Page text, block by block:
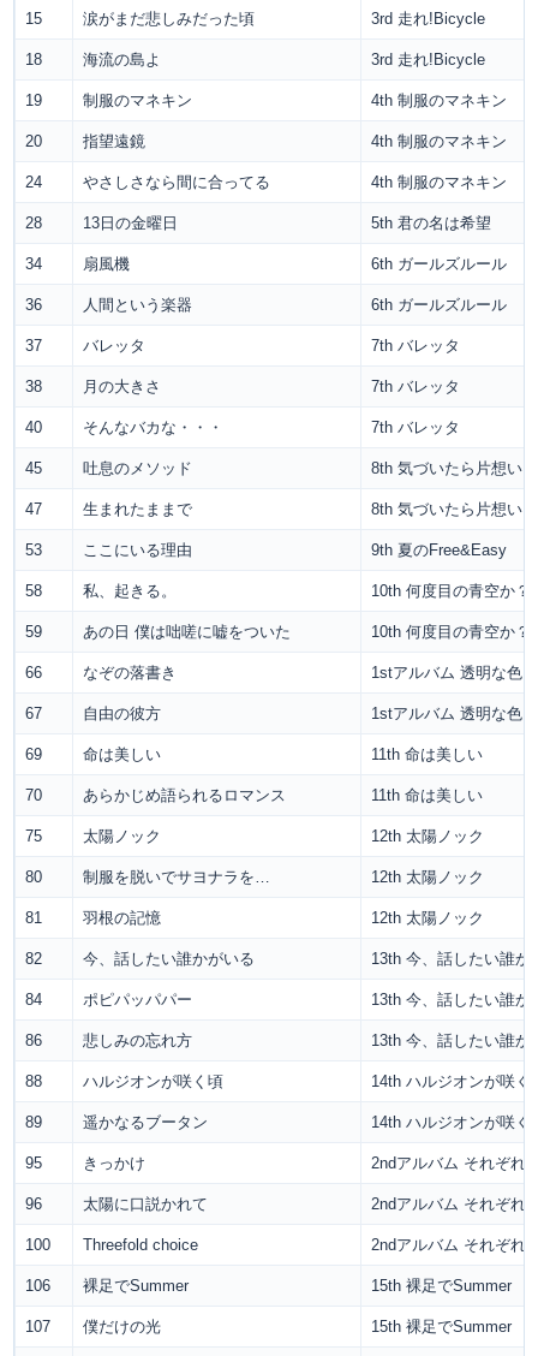
15 涙がまだ悲しみだった頃 3rd 走れ!Bicycle
18 海流の島よ 3rd 走れ!Bicycle
19 制服のマネキン 4th 制服のマネキン
20 指望遠鏡 4th 制服のマネキン
24 やさしさなら間に合ってる 4th 制服のマネキン
28 13日の金曜日 5th 君の名は希望
34 扇風機 6th ガールズルール
36 人間という楽器 6th ガールズルール
37 バレッタ 7th バレッタ
38 月の大きさ 7th バレッタ
40 そんなバカな・・・ 7th バレッタ
45 吐息のメソッド 8th 気づいたら片想い
47 生まれたままで 8th 気づいたら片想い
53 ここにいる理由 9th 夏のFree&Easy
58 私、起きる。 10th 何度目の青空か？
59 あの日 僕は咄嗟に嘘をついた 10th 何度目の青空か？
66 なぞの落書き 1stアルバム 透明な色
67 自由の彼方 1stアルバム 透明な色
69 命は美しい 11th 命は美しい
70 あらかじめ語られるロマンス 11th 命は美しい
75 太陽ノック 12th 太陽ノック
80 制服を脱いでサヨナラを… 12th 太陽ノック
81 羽根の記憶 12th 太陽ノック
82 今、話したい誰かがいる 13th 今、話したい誰か
84 ポピパッパパー 13th 今、話したい誰か
86 悲しみの忘れ方 13th 今、話したい誰か
88 ハルジオンが咲く頃 14th ハルジオンが咲く
89 遥かなるブータン 14th ハルジオンが咲く
95 きっかけ 2ndアルバム それぞれ
96 太陽に口説かれて 2ndアルバム それぞれ
100 Threefold choice 2ndアルバム それぞれ
106 裸足でSummer 15th 裸足でSummer
107 僕だけの光 15th 裸足でSummer